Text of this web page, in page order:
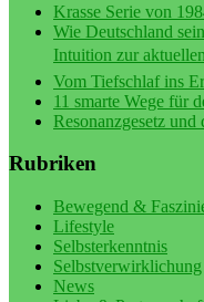
Krasse Serie von
Wie Deutschland
Intuition zur
Vom Tiefschlaf ins
11 smarte Wege für
Resonanzgesetz und
Rubriken
Bewegend &
Lifestyle
Selbsterkenntnis
Selbstverwirklichung
News